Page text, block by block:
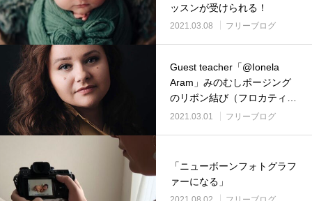
ッスンが受けられる！
2021.03.08 フリーブログ
Guest teacher「@Ionela
Aram」みのむしポージング
のリボン結び（フロカティと
プロップスを使ったみのむ
2021.03.01 フリーブログ
「ニューボーンフォトグラフ
ァーになる」